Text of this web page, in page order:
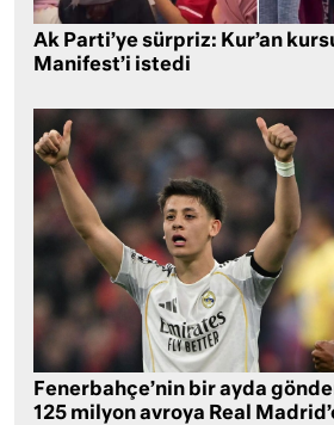
Ak Parti’ye sürpriz: Kur’an
Manifest’i istedi
Fenerbahçe’nin bir ayda
125 milyon avroya Real